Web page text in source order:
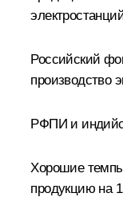
Российский
производство
РФПИ и
Хорошие темпы
продукцию на